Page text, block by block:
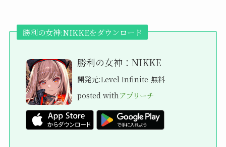
勝利の女神:NIKKEをダウンロード
勝利の女神：NIKKE
開発元:Level Infinite 無料
posted with アプリーチ